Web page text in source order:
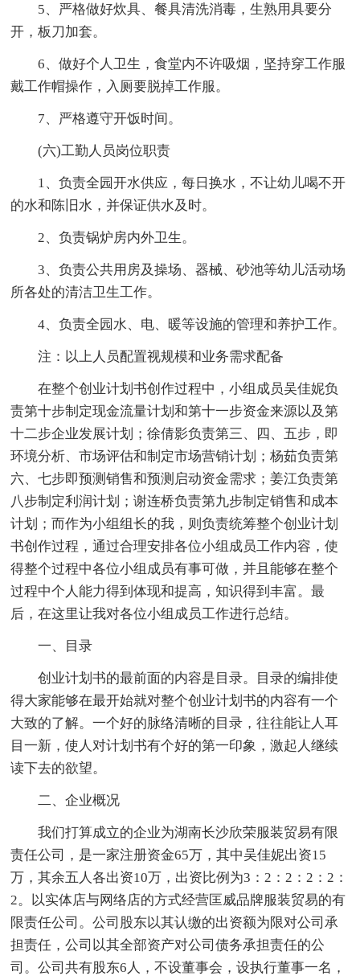
5、严格做好炊具、餐具清洗消毒，生熟用具要分
开，板刀加套。
6、做好个人卫生，食堂内不许吸烟，坚持穿工作服
戴工作帽操作，入厕要脱掉工作服。
7、严格遵守开饭时间。
(六)工勤人员岗位职责
1、负责全园开水供应，每日换水，不让幼儿喝不开
的水和陈旧水，并保证供水及时。
2、负责锅炉房内外卫生。
3、负责公共用房及操场、器械、砂池等幼儿活动场
所各处的清洁卫生工作。
4、负责全园水、电、暖等设施的管理和养护工作。
注：以上人员配置视规模和业务需求配备
在整个创业计划书创作过程中，小组成员吴佳妮负
责第十步制定现金流量计划和第十一步资金来源以及第
十二步企业发展计划；徐倩影负责第三、四、五步，即
环境分析、市场评估和制定市场营销计划；杨茹负责第
六、七步即预测销售和预测启动资金需求；姜江负责第
八步制定利润计划；谢连桥负责第九步制定销售和成本
计划；而作为小组组长的我，则负责统筹整个创业计划
书创作过程，通过合理安排各位小组成员工作内容，使
得整个过程中各位小组成员有事可做，并且能够在整个
过程中个人能力得到体现和提高，知识得到丰富。最
后，在这里让我对各位小组成员工作进行总结。
一、目录
创业计划书的最前面的内容是目录。目录的编排使
得大家能够在最开始就对整个创业计划书的内容有一个
大致的了解。一个好的脉络清晰的目录，往往能让人耳
目一新，使人对计划书有个好的第一印象，激起人继续
读下去的欲望。
二、企业概况
我们打算成立的企业为湖南长沙欣荣服装贸易有限
责任公司，是一家注册资金65万，其中吴佳妮出资15
万，其余五人各出资10万，出资比例为3：2：2：2：2：
2。以实体店与网络店的方式经营匡威品牌服装贸易的有
限责任公司。公司股东以其认缴的出资额为限对公司承
担责任，公司以其全部资产对公司债务承担责任的公
司。公司共有股东6人，不设董事会，设执行董事一名，